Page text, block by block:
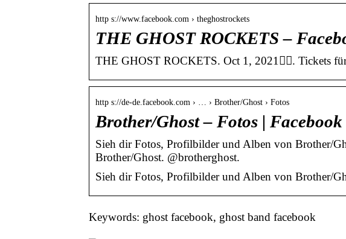
http s://www.facebook.com › theghostrockets
THE GHOST ROCKETS –
THE GHOST ROCKETS. Oct 1, 2021󰞋󰟠. Tickets
http s://de-de.facebook.com › … › Brother/Ghost › Fotos
Brother/Ghost – Fotos | Facebook
Sieh dir Fotos, Profilbilder und Alben von Brother/
Brother/Ghost. @brotherghost.
Sieh dir Fotos, Profilbilder und Alben von Brother/
Keywords: ghost facebook, ghost band facebook